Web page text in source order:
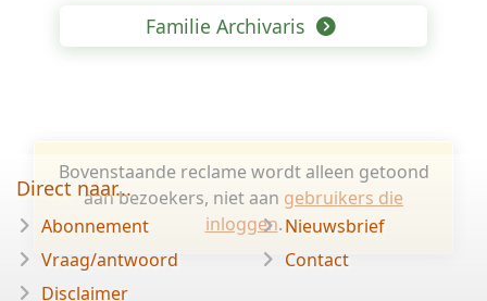
Familie Archivaris
Bovenstaande reclame wordt alleen getoond
aan bezoekers, niet aan gebruikers die
inloggen.
Direct naar...
Abonnement
Vraag/antwoord
Disclaimer
Nieuwsbrief
Contact